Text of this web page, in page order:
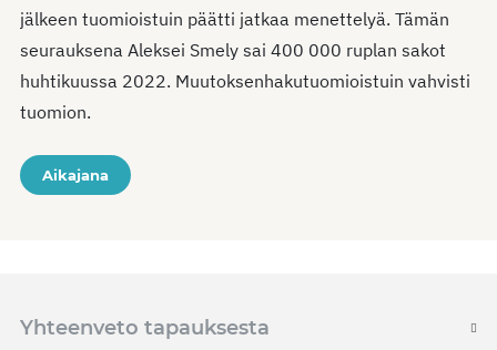
jälkeen tuomioistuin päätti jatkaa menettelyä. Tämän
seurauksena Aleksei Smely sai 400 000 ruplan sakot
huhtikuussa 2022. Muutoksenhakutuomioistuin vahvisti
tuomion.
Aikajana
Yhteenveto tapauksesta